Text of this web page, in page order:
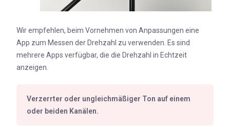
Wir empfehlen, beim Vornehmen von Anpassungen eine
App zum Messen der Drehzahl zu verwenden. Es sind
mehrere Apps verfügbar, die die Drehzahl in Echtzeit
anzeigen.
Verzerrter oder ungleichmäßiger Ton auf einem
oder beiden Kanälen.